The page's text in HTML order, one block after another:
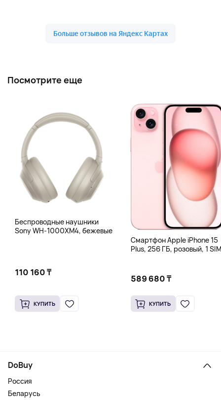
Посмотрите еще
Беспроводные наушники
Sony WH-1000XM4, бежевые
110 160 ₸
КУПИТЬ
Смартфон Apple iPhone 15
Plus, 256 ГБ, розовый, 1
589 680 ₸
КУПИТЬ
DoBuy
Россия
Беларусь